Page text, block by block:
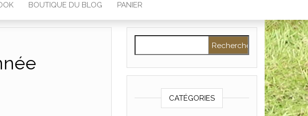
BOUTIQUE DU BLOG PANIER
CATÉGORIES